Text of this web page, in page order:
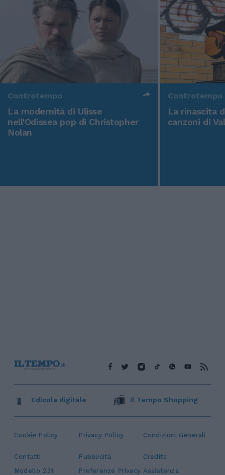
Controtempo
La modernità di Ulisse
nell'Odissea pop di Christopher
Nolan
Controtempo
La rinascita
canzoni di
Cookie Policy Privacy Policy Condizioni Generali
Contatti Pubblicità
Credits
Modello 231
Preferenze Privacy Assistenza
Edicola digitale Il Tempo Shopping